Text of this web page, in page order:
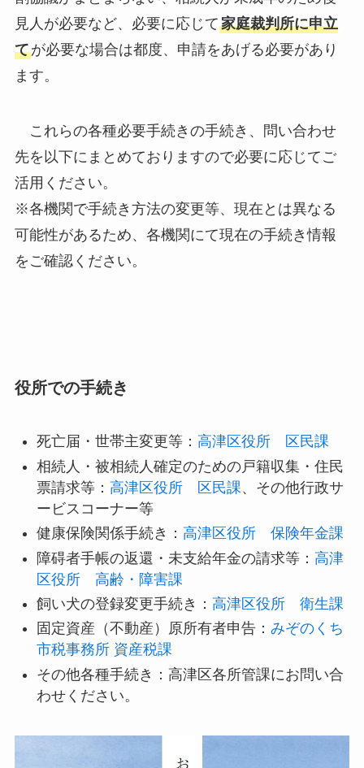
見人が必要など、必要に応じて家庭裁判所に申立
てが必要な場合は都度、申請をあげる必要があり
ます。
これらの各種必要手続きの手続き、問い合わせ
先を以下にまとめておりますので必要に応じてご
活用ください。
※各機関で手続き方法の変更等、現在とは異なる
可能性があるため、各機関にて現在の手続き情報
をご確認ください。
役所での手続き
死亡届・世帯主変更等： 高津区役所 区民課
相続人・被相続人確定のための戸籍収集・住民
票請求等： 高津区役所 区民課、その他行政サ
ービスコーナー等
健康保険関係手続き： 高津区役所 保険年金課
障碍者手帳の返還・未支給年金の請求等： 高津
区役所 高齢・障害課
飼い犬の登録変更手続き： 高津区役所 衛生課
固定資産（不動産）原所有者申告： みぞのくち
市税事務所 資産税課
その他各種手続き：高津区各所管課にお問い合
わせください。